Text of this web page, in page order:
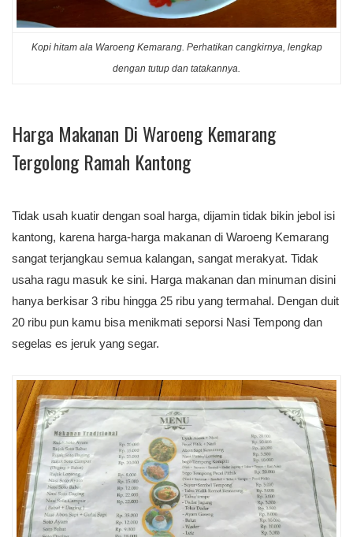
Kopi hitam ala Waroeng Kemarang. Perhatikan cangkirnya, lengkap
dengan tutup dan tatakannya.
Harga Makanan Di Waroeng Kemarang
Tergolong Ramah Kantong
Tidak usah kuatir dengan soal harga, dijamin tidak bikin jebol isi
kantong, karena harga-harga makanan di Waroeng Kemarang
sangat terjangkau semua kalangan, sangat merakyat. Tidak
usaha ragu masuk ke sini. Harga makanan dan minuman disini
hanya berkisar 3 ribu hingga 25 ribu yang termahal. Dengan duit
20 ribu pun kamu bisa menikmati seporsi Nasi Tempong dan
segelas es jeruk yang segar.